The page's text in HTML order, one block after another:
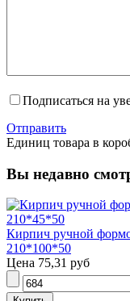
Подписаться на
Отправить
Единиц товара в
Вы недавно
Кирпич ручной
210*100*50
Цена 75,31 руб